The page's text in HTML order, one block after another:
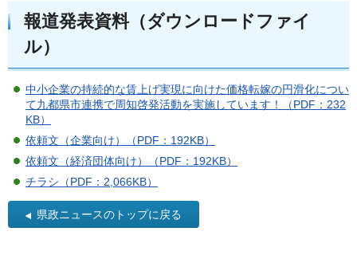
報道発表資料（ダウンロードファイ
ル）
中小企業の持続的な賃上げ実現に向けた価格転嫁の円滑化につい
て九都県市連携で周知啓発活動を実施しています！（PDF：232
KB）
依頼文（企業向け）（PDF：192KB）
依頼文（経済団体向け）（PDF：192KB）
チラシ（PDF：2,066KB）
県政ニュースのトップに戻る